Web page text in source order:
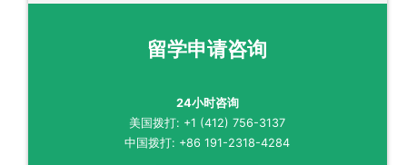
留学申请咨询
24小时咨询
美国拨打: +1 (412) 756-3137
中国拨打: +86 191-2318-4284